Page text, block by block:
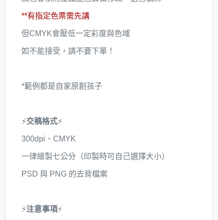
**有指定色票需先講
但CMYK會壓低一定彩度與色域
如不能接受，請不要下單！
*範例都是自家原創孩子
⚡交稿格式⚡
300dpi、CMYK
一律繪製七公分（印製時可自己選擇大小）
PSD 與 PNG 的去背檔案
⚡注意事項⚡